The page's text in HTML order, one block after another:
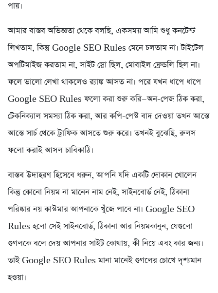
পায়।
আমার বাস্তব অভিজ্ঞতা থেকে বলছি, একসময় আমি শুধু কনটেন্ট
লিখতাম, কিন্তু Google SEO Rules মেনে চলতাম না। টাইটেল
অপটিমাইজ করতাম না, সাইট স্লো ছিল, মোবাইল ফ্রেন্ডলি ছিল না।
ফলে ভালো লেখা থাকলেও র‍্যাঙ্ক আসত না। পরে যখন ধাপে ধাপে
Google SEO Rules ফলো করা শুরু করি—অন-পেজ ঠিক করা,
টেকনিক্যাল সমস্যা ঠিক করা, আর কপি-পেস্ট বাদ দেওয়া তখন আস্তে
আস্তে সার্চ থেকে ট্রাফিক আসতে শুরু করে। তখনই বুঝেছি, রুলস
ফলো করাই আসল চাবিকাঠি।
বাস্তব উদাহরণ হিসেবে ধরুন, আপনি যদি একটি দোকান খোলেন
কিন্তু কোনো নিয়ম না মানেন নাম নেই, সাইনবোর্ড নেই, ঠিকানা
পরিষ্কার নয় কাস্টমার আপনাকে খুঁজে পাবে না। Google SEO
Rules হলো সেই সাইনবোর্ড, ঠিকানা আর নিয়মকানুন, যেগুলো
গুগলকে বলে দেয় আপনার সাইট কোথায়, কী নিয়ে এবং কার জন্য।
তাই Google SEO Rules মানা মানেই গুগলের চোখে দৃশ্যমান
হওয়া।